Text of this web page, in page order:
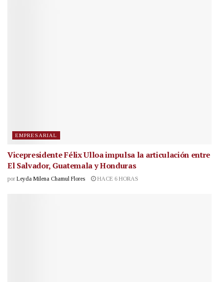
EMPRESARIAL
Vicepresidente Félix Ulloa impulsa la articulación entre
El Salvador, Guatemala y Honduras
por Leyda Milena Chamul Flores HACE 6 HORAS